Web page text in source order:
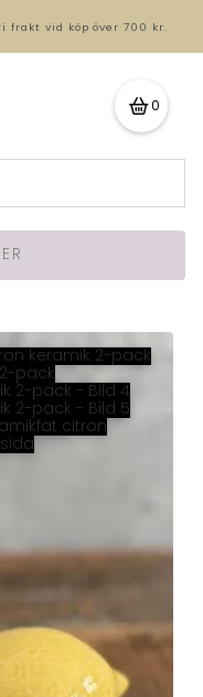
frakt vid köp över 700 kr.
0